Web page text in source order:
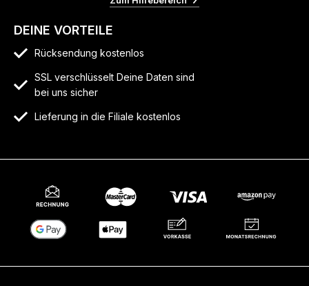
DEINE VORTEILE
Rücksendung kostenlos
SSL verschlüsselt Deine Daten sind
bei uns sicher
Lieferung in die Filiale kostenlos